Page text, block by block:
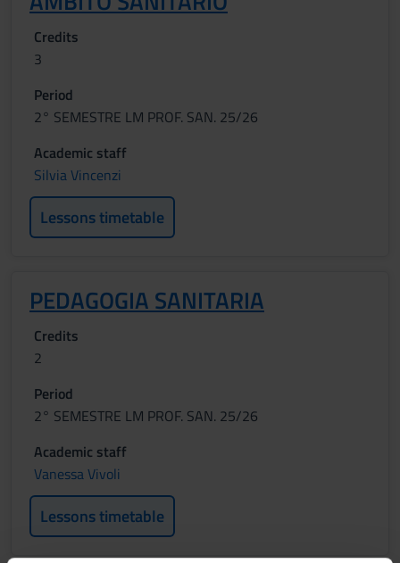
Credits
3
Period
2° SEMESTRE LM PROF. SAN. 25/26
Academic staff
Silvia Vincenzi
Lessons timetable
PEDAGOGIA SANITARIA
Credits
2
Period
2° SEMESTRE LM PROF. SAN. 25/26
Academic staff
Vanessa Vivoli
Lessons timetable